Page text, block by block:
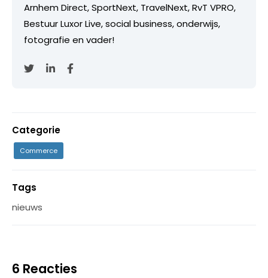
Arnhem Direct, SportNext, TravelNext, RvT VPRO,
Bestuur Luxor Live, social business, onderwijs,
fotografie en vader!
Categorie
Commerce
Tags
nieuws
6 Reacties